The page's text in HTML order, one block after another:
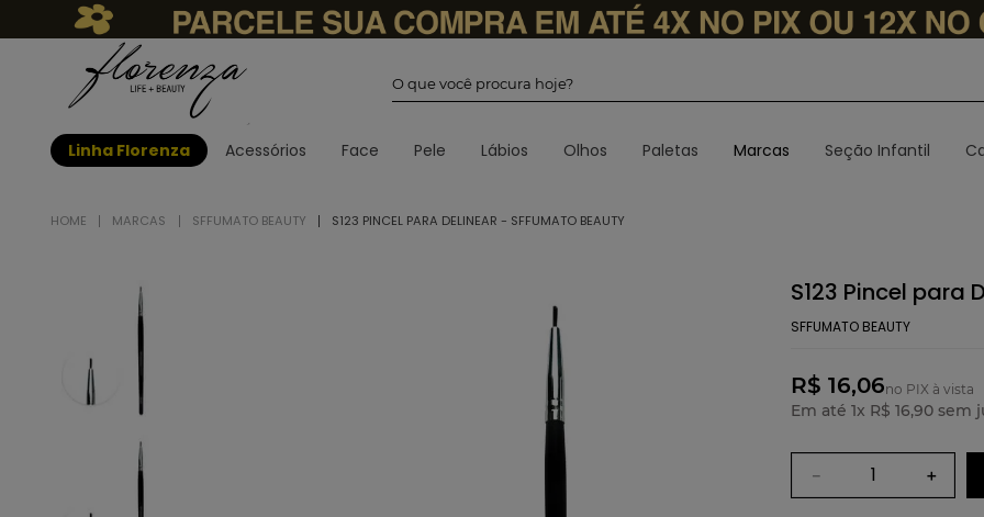
Linha Florenza Acessórios Face Pele Lábios Olhos Paletas Marcas Seção Infantil
MARCAS SFFUMATO BEAUTY S123 PINCEL PARA DELINEAR - SFFUMATO BEAUTY
S123 Pincel
SFFUMATO BEAUTY
R$ 16,06no PIX à vista
Em até 1x R$ 16,90 sem
＋
－